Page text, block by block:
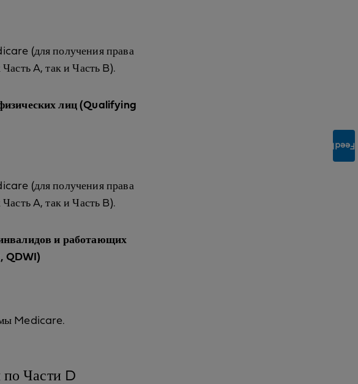
(для получения права
A, так и Часть B).
лиц (Qualifying
(для получения права
A, так и Часть B).
и работающих
QDWI)
Medicare.
по Части D
Feedback